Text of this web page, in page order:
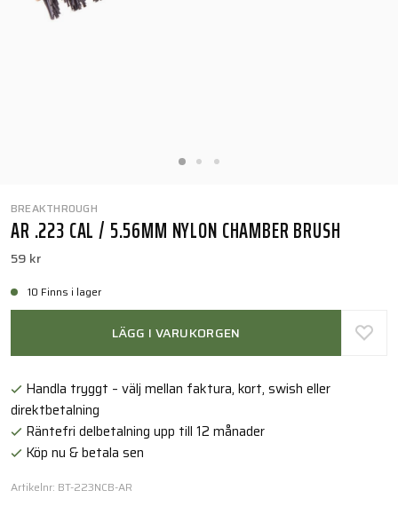
BREAKTHROUGH
AR .223 CAL / 5.56MM NYLON CHAMBER BRUSH
59 kr
10 Finns i lager
LÄGG I VARUKORGEN
Handla tryggt – välj mellan faktura, kort, swish eller
direktbetalning
Räntefri delbetalning upp till 12 månader
Köp nu & betala sen
Artikelnr: BT-223NCB-AR